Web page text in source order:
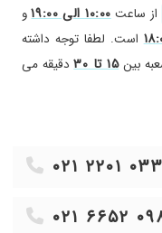
از ساعت۱۰:۰۰ الی ۱۹:۰۰
و
است. لطفا توجه داشته
بین۱۵ تا ۳۰
دقیقه می
۲۲۰۱ ۰۳۳۳
۶۶۵۲ ۰۹۸۰